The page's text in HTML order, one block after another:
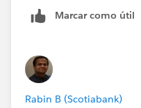
Marcar como útil
Rabin B (Scotiabank)